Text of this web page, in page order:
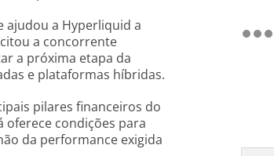
ajudou a Hyperliquid a
a concorrente
a próxima etapa da
e plataformas híbridas.
pilares financeiros do
oferece condições para
da performance exigida